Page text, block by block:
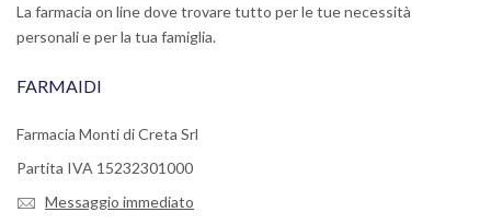
La farmacia on line dove trovare tutto per le tue necessità
personali e per la tua famiglia.
FARMAIDI
Farmacia Monti di Creta Srl
Partita IVA 15232301000
Messaggio immediato